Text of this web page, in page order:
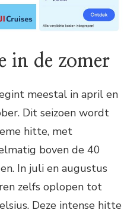
in de zomer
meestal in april en
Dit seizoen wordt
hitte, met
boven de 40
In juli en augustus
zelfs oplopen tot
Deze intense hitte